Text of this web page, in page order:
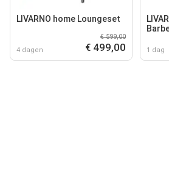
LIVARNO home Loungeset
4 dagen
€ 599,00
€ 499,00 1 dag